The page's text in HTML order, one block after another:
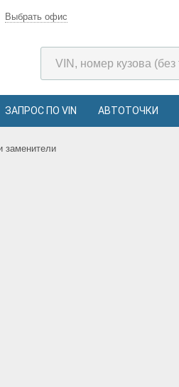
Выбрать офис
ЗАПРОС ПО VIN АВТОТОЧКИ
заменители